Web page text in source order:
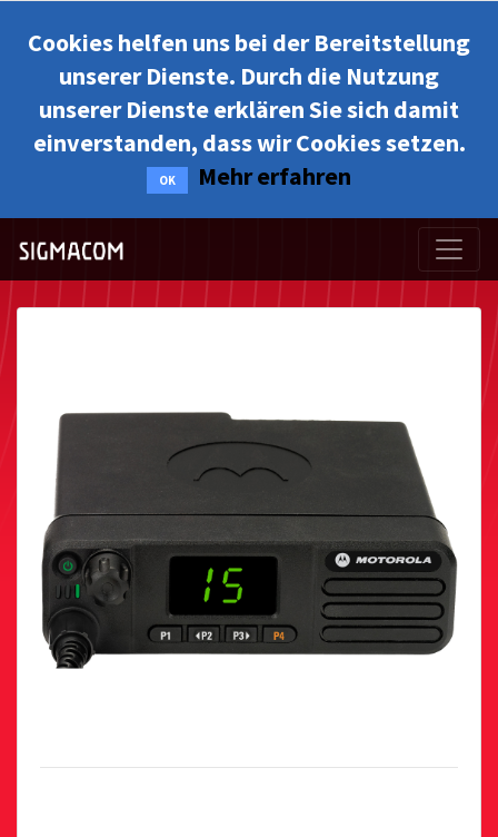
Cookies helfen uns bei der Bereitstellung
unserer Dienste. Durch die Nutzung
unserer Dienste erklären Sie sich damit
einverstanden, dass wir Cookies setzen.
OK Mehr erfahren